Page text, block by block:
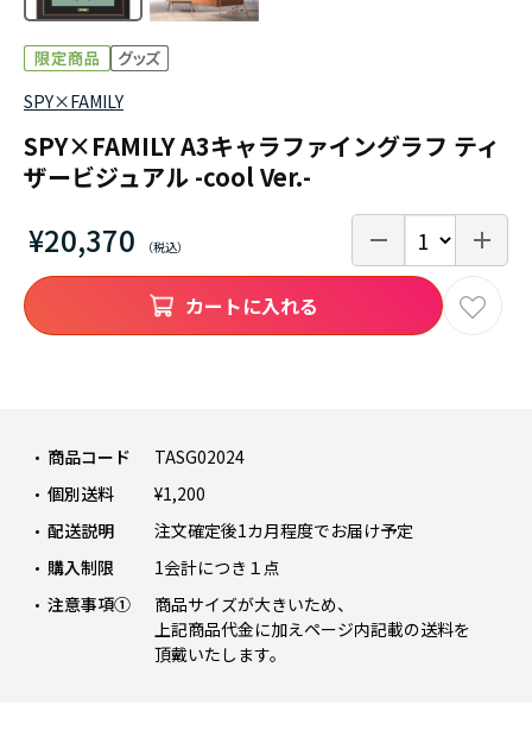
SPY×FAMILY
SPY×FAMILY A3キャラファイングラフ ティ
ザービジュアル -cool Ver.-
¥20,370
商品コード
TASG02024
個別送料
¥1,200
配送説明
注文確定後1カ月程度でお届け予定
購入制限
1会計につき１点
注意事項①
商品サイズが大きいため、
上記商品代金に加えページ内記載の送料を
頂戴いたします。
カートに入れる